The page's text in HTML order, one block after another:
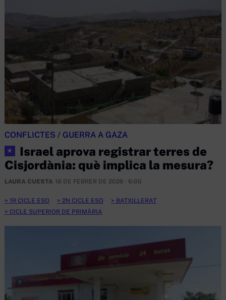
CONFLICTES / GUERRA A GAZA
★
Israel aprova registrar terres de
Cisjordània: què implica la mesura?
LAURA CUESTA 18 DE FEBRER DE 2026 · 6:00
1R CICLE ESO 2N CICLE ESO
BATXILLERAT
CICLE SUPERIOR DE PRIMÀRIA